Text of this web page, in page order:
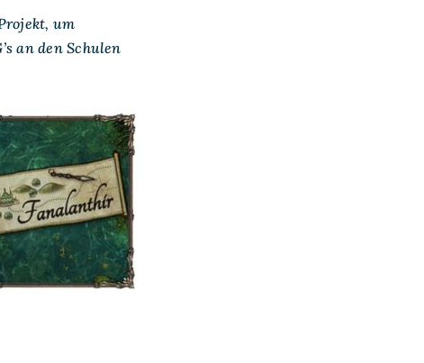
um
an den Schulen